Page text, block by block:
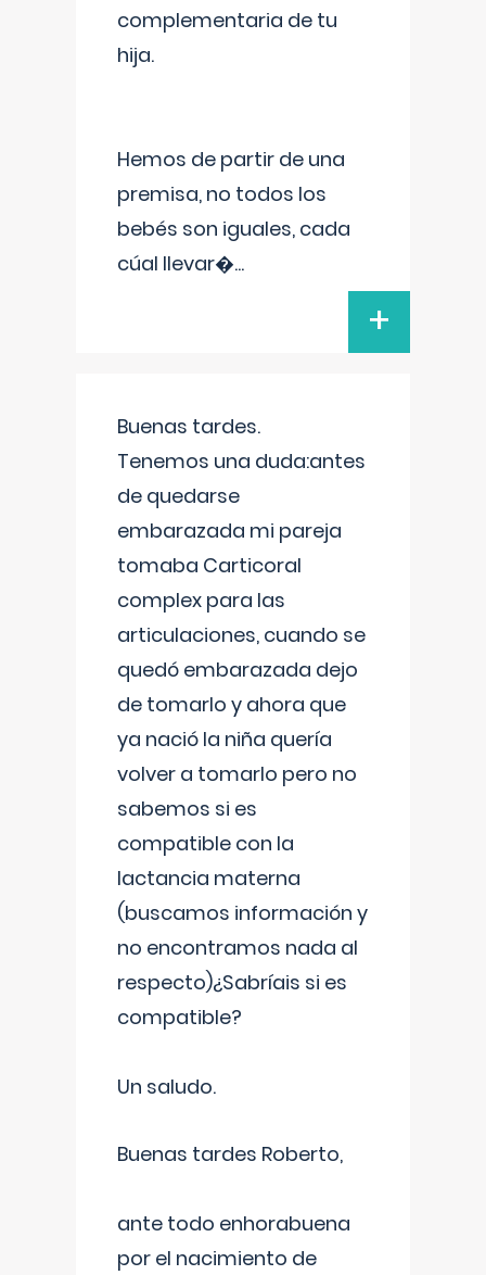
complementaria de tu
hija.
Hemos de partir de una
premisa, no todos los
bebés son iguales, cada
cúal llevar�...
+
Buenas tardes.
Tenemos una duda:antes
de quedarse
embarazada mi pareja
tomaba Carticoral
complex para las
articulaciones, cuando se
quedó embarazada dejo
de tomarlo y ahora que
ya nació la niña quería
volver a tomarlo pero no
sabemos si es
compatible con la
lactancia materna
(buscamos información y
no encontramos nada al
respecto)¿Sabríais si es
compatible?
Un saludo.
Buenas tardes Roberto,
ante todo enhorabuena
por el nacimiento de